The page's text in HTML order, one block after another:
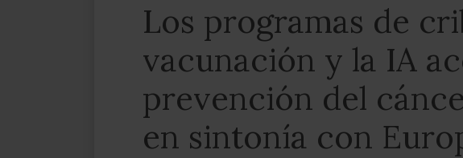
Los programas de
vacunación y la IA
prevención del
en sintonía con